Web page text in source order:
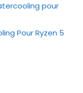
pour
Pour Ryzen 5